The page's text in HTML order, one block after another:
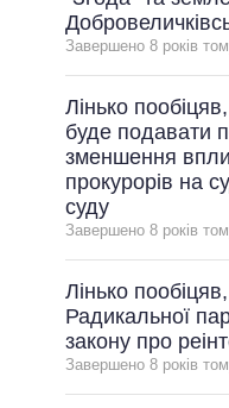
Завершено 8 рокiв
Лінько
буде подавати
зменшення
прокурорів на
суду
Завершено 8 рокiв
Лінько
Радикальної
закону про
Завершено 8 рокiв